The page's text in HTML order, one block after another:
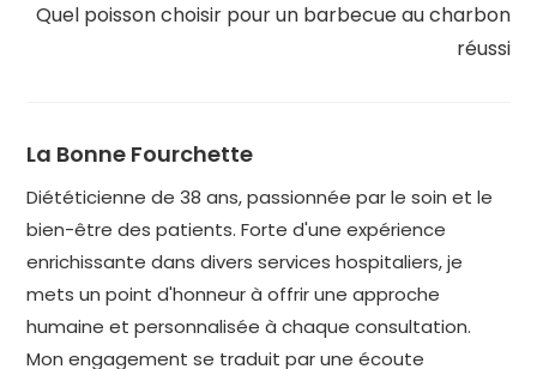
Quel poisson choisir pour un barbecue au charbon
réussi
La Bonne Fourchette
Diététicienne de 38 ans, passionnée par le soin et le
bien-être des patients. Forte d'une expérience
enrichissante dans divers services hospitaliers, je
mets un point d'honneur à offrir une approche
humaine et personnalisée à chaque consultation.
Mon engagement se traduit par une écoute